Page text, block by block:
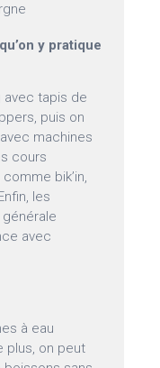
y pratique
avec tapis de
puis on
machines
cours
bik’in,
les
avec
à eau
plus, on peut